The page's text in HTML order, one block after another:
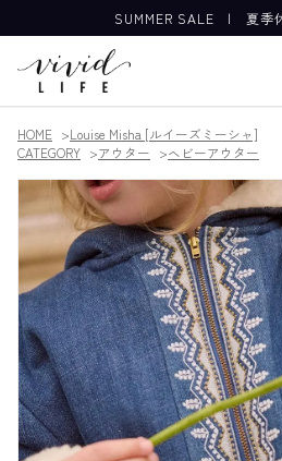
SUMMER SALE |夏季
HOME
Louise Misha [ルイーズミーシャ]
CATEGORY
アウター ヘビーアウター